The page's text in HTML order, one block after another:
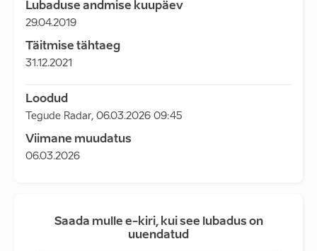
Lubaduse andmise kuupäev
29.04.2019
Täitmise tähtaeg
31.12.2021
Loodud
Tegude Radar, 06.03.2026 09:45
Viimane muudatus
06.03.2026
Saada mulle e-kiri, kui see lubadus on
uuendatud